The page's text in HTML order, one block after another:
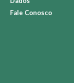
Fale Conosco